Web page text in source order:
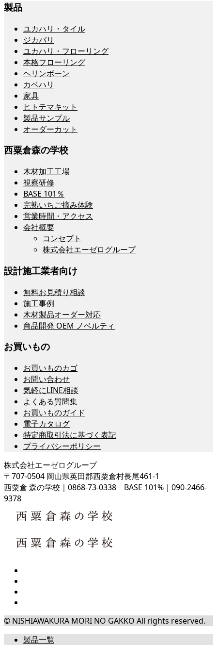
製品
ユカハリ・タイル
ジカバリ
ユカハリ・フローリング
本格フローリング
ヘリンボーン
カベハリ
家具
ヒトテマキット
製品サンプル
オーダーカット
西粟倉森の学校
木材加工工場
視察研修
BASE 101％
完熟いちご摘み体験
営業時間・アクセス
会社概要
コンセプト
株式会社エーゼログループ
設計施工業者向け
無料お見積り相談
施工事例
木材製品オーダー対応
商品開発 OEM ノベルティ
お買いもの
お買いものカゴ
お問い合わせ
気軽にLINE相談
よくある質問集
お買いものガイド
電子カタログ
特定商取引法に基づく表記
プライバシーポリシー
株式会社エーゼログループ
〒707-0504 岡山県英田郡西粟倉村長尾461-1
西粟倉 森の学校｜0868-73-0338 BASE 101%｜090-2466-
9378
© NISHIAWAKURA MORI NO GAKKO All rights reserved.
製品一覧